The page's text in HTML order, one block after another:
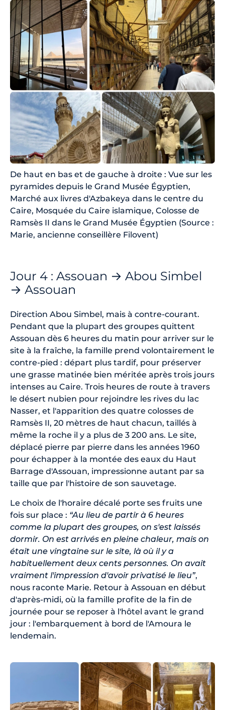
De haut en bas et de gauche à droite : Vue sur les
pyramides depuis le Grand Musée Égyptien,
Marché aux livres d'Azbakeya dans le centre du
Caire, Mosquée du Caire islamique, Colosse de
Ramsès II dans le Grand Musée Égyptien (Source :
Marie, ancienne conseillère Filovent)
Jour 4 : Assouan → Abou Simbel
→ Assouan
Direction Abou Simbel, mais à contre-courant.
Pendant que la plupart des groupes quittent
Assouan dès 6 heures du matin pour arriver sur le
site à la fraîche, la famille prend volontairement le
contre-pied : départ plus tardif, pour préserver
une grasse matinée bien méritée après trois jours
intenses au Caire. Trois heures de route à travers
le désert nubien pour rejoindre les rives du lac
Nasser, et l'apparition des quatre colosses de
Ramsès II, 20 mètres de haut chacun, taillés à
même la roche il y a plus de 3 200 ans. Le site,
déplacé pierre par pierre dans les années 1960
pour échapper à la montée des eaux du Haut
Barrage d'Assouan, impressionne autant par sa
taille que par l'histoire de son sauvetage.
Le choix de l'horaire décalé porte ses fruits une
fois sur place : “Au lieu de partir à 6 heures
comme la plupart des groupes, on s'est laissés
dormir. On est arrivés en pleine chaleur, mais on
était une vingtaine sur le site, là où il y a
habituellement deux cents personnes. On avait
vraiment l'impression d'avoir privatisé le lieu”,
nous raconte Marie. Retour à Assouan en début
d'après-midi, où la famille profite de la fin de
journée pour se reposer à l'hôtel avant le grand
jour : l'embarquement à bord de l'Amoura le
lendemain.